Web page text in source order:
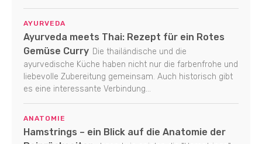
AYURVEDA
Ayurveda meets Thai: Rezept für ein Rotes
Gemüse Curry Die thailändische und die
ayurvedische Küche haben nicht nur die farbenfrohe und
liebevolle Zubereitung gemeinsam. Auch historisch gibt
es eine interessante Verbindung...
ANATOMIE
Hamstrings – ein Blick auf die Anatomie der